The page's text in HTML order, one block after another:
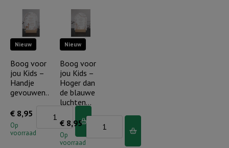
De
zegent
regenboog
De
zegent
regenboog/bloemen
aantal
Nieuw
Boog voor
jou Kids –
Handje
gevouwen..
€ 8,95
Op
voorraad
Nieuw
Boog voor
jou Kids –
Hoger dan
de blauwe
luchten…
€ 8,95
Op
voorraad
Boog
voor